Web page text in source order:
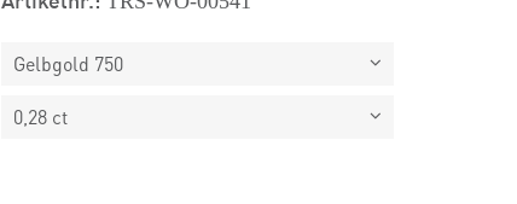
Gelbgold 750
0,28 ct